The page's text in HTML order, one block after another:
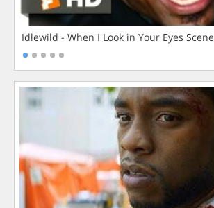
Idlewild - When I Look in Your Eyes Scene